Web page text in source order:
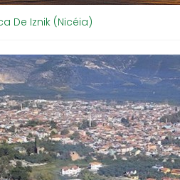
De Iznik (Nicéia)